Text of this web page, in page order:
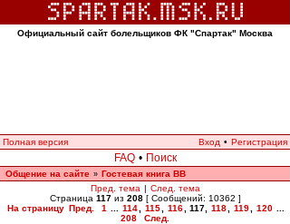
Официальный сайт болельщиков ФК "Спартак" Москва
Полная версия Вход • Регистрация
FAQ • Поиск
Общение на сайте » Гостевая книга ВВ
Пред. тема | След. тема
Страница 117из 208[ Сообщений: 10362 ]
На страницу Пред. 1 114 115 116 117, 118 119 120
208
След.